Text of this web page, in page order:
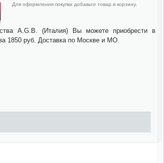
Для оформления покупки добавьте товар в корзину.
A.G.B. (Италия) Вы можете приобрести в
1850 руб. Доставка по Москве и МО.